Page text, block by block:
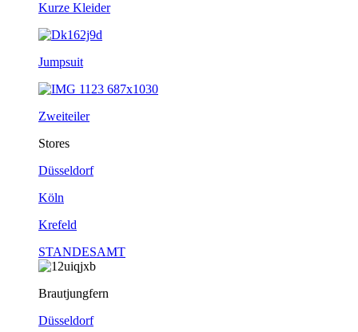
Kurze Kleider
Jumpsuit
Zweiteiler
Stores
Düsseldorf
Köln
Krefeld
STANDESAMT
Brautjungfern
Düsseldorf